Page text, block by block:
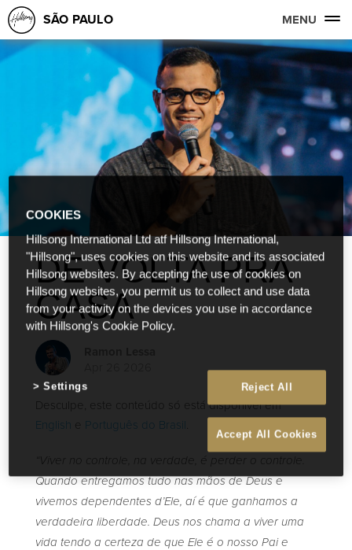
SÃO PAULO MENU
DE VOLTA PRA
CASA
Desculpe, este conteúdo só está disponível em
English e Português do Brasil.
“Viver no controle, na verdade, é perder o controle.
Quando entregamos tudo nas mãos de Deus e
vivemos dependentes d’Ele, aí é que ganhamos a
verdadeira liberdade. Deus nos chama a viver uma
vida tendo a certeza de que Ele é o nosso Pai e
COOKIES
Hillsong International Ltd atf Hillsong International,
"Hillsong", uses cookies on this website and its associated
Hillsong websites. By accepting the use of cookies on
Hillsong websites, you permit us to collect and use data
from your activity on the devices you use in accordance
with Hillsong's Cookie Policy.
Reject All
Accept All Cookies
Settings